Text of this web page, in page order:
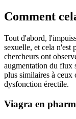
Comment
Tout d'abord,
sexuelle, et cela n'est
chercheurs ont
augmentation du flux
plus similaires à ceux
dysfonction érectile.
Viagra en